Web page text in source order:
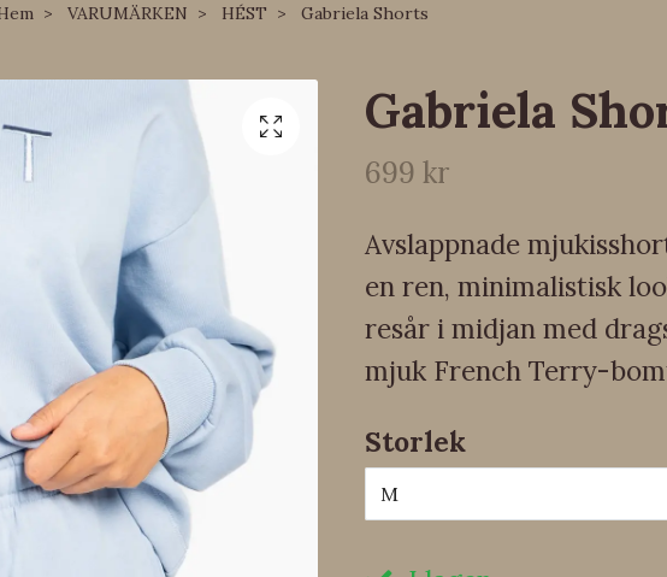
VARUMÄRKEN HÉST Gabriela Shorts
Gabriela
699 kr
Avslappnade
en ren, minimalistisk
resår i midjan med
mjuk French Terry-
Storlek
M